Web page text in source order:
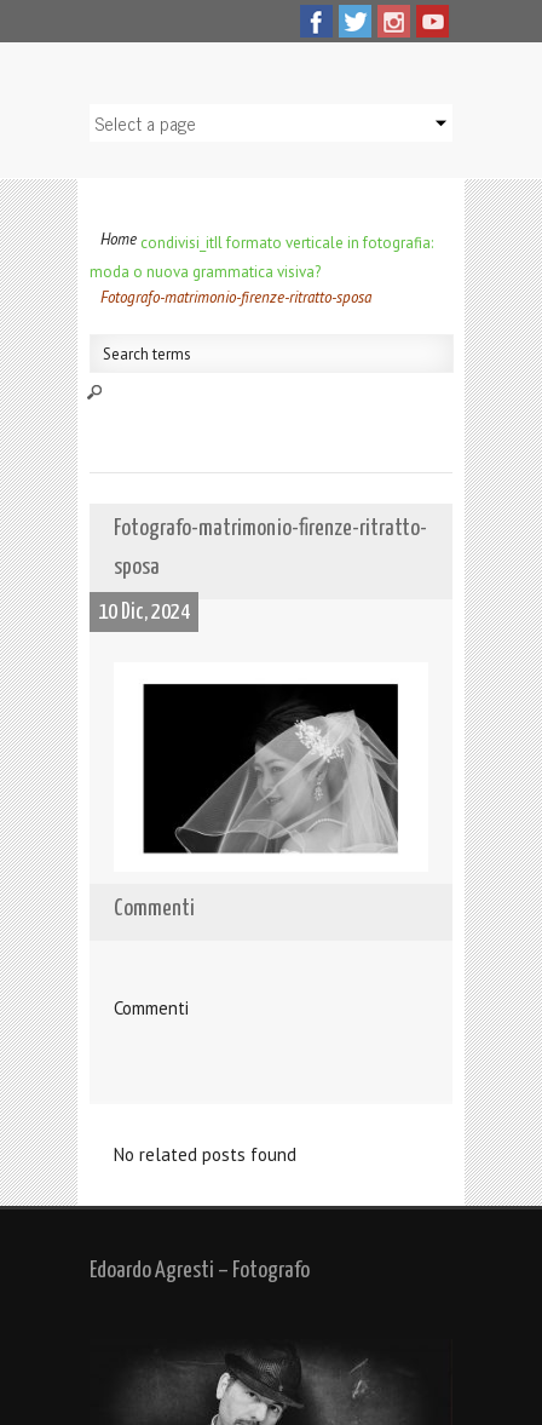
Home condivisi_itIl formato verticale in fotografia:
moda o nuova grammatica visiva?
Fotografo-matrimonio-firenze-ritratto-sposa
Fotografo-matrimonio-firenze-ritratto-
sposa
10 Dic, 2024
Commenti
Commenti
No related posts found
Edoardo Agresti – Fotografo